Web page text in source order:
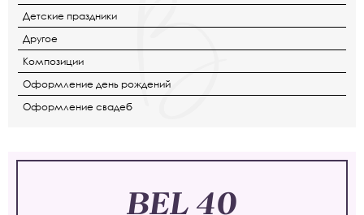
Детские праздники
Другое
Композиции
Оформление день рождений
Оформление свадеб
BEL 40